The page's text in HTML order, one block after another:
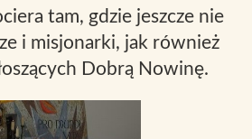
tam, gdzie jeszcze nie
i misjonarki, jak również
Dobrą Nowinę.